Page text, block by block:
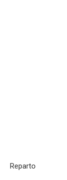
Reparto